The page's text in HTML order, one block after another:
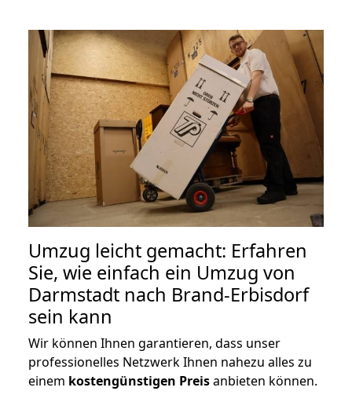
Umzug leicht gemacht: Erfahren
Sie, wie einfach ein Umzug von
Darmstadt nach Brand-Erbisdorf
sein kann
Wir können Ihnen garantieren, dass unser
professionelles Netzwerk Ihnen nahezu alles zu
einem kostengünstigen Preisanbieten können.